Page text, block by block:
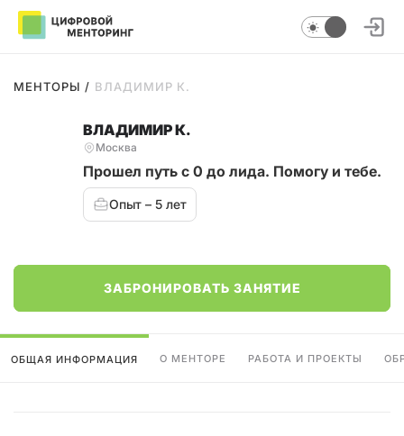
МЕНТОРЫ / ВЛАДИМИР К.
ВЛАДИМИР К.
Москва
Прошел путь c 0 до лида. Помогу и тебе.
Опыт – 5 лет
ЗАБРОНИРОВАТЬ ЗАНЯТИЕ
ОБЩАЯ ИНФОРМАЦИЯ О МЕНТОРЕ РАБОТА И ПРОЕКТЫ